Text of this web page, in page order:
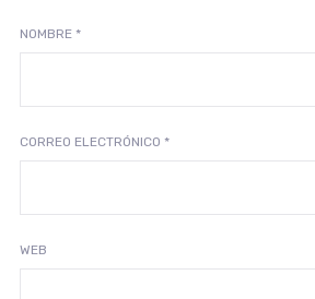
NOMBRE *
CORREO ELECTRÓNICO *
WEB